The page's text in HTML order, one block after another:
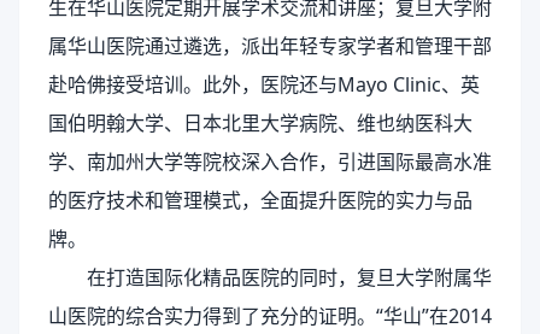
生在华山医院定期开展学术交流和讲座；复旦大学附
属华山医院通过遴选，派出年轻专家学者和管理干部
赴哈佛接受培训。此外，医院还与Mayo Clinic、英
国伯明翰大学、日本北里大学病院、维也纳医科大
学、南加州大学等院校深入合作，引进国际最高水准
的医疗技术和管理模式，全面提升医院的实力与品
牌。
在打造国际化精品医院的同时，复旦大学附属华
山医院的综合实力得到了充分的证明。“华山”在2014